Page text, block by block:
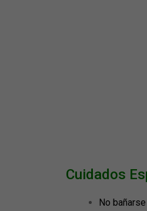
Cuidados
No